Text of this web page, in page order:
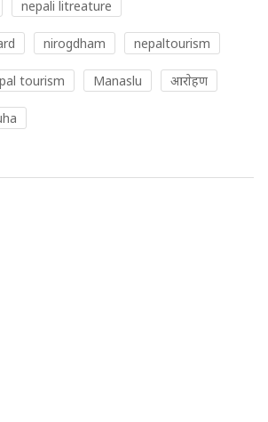
nepali litreature
nirogdham nepaltourism
tourism Manaslu आराेहण